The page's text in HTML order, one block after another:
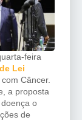
feira
Lei
Câncer.
a proposta
o
de